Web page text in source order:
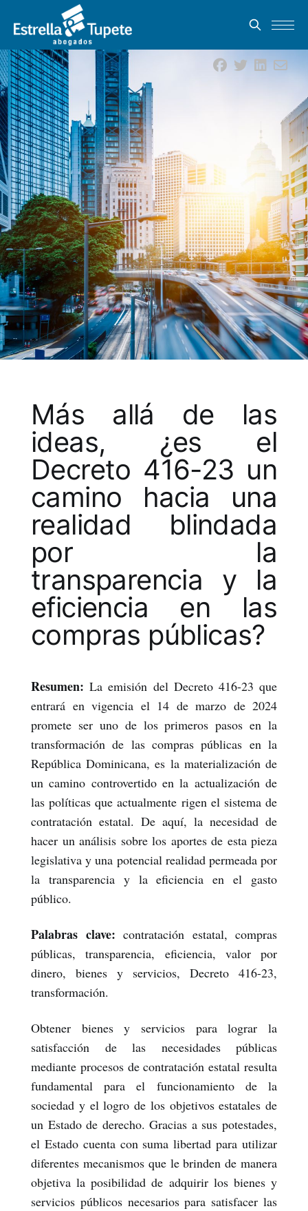
Más allá de las
ideas, ¿es el
Decreto 416-23 un
camino hacia una
realidad blindada
por la
transparencia y la
eficiencia en las
compras públicas?
Resumen: La emisión del Decreto 416-23 que
entrará en vigencia el 14 de marzo de 2024
promete ser uno de los primeros pasos en la
transformación de las compras públicas en la
República Dominicana, es la materialización de
un camino controvertido en la actualización de
las políticas que actualmente rigen el sistema de
contratación estatal. De aquí, la necesidad de
hacer un análisis sobre los aportes de esta pieza
legislativa y una potencial realidad permeada por
la transparencia y la eficiencia en el gasto
público.
Palabras clave: contratación estatal, compras
públicas, transparencia, eficiencia, valor por
dinero, bienes y servicios, Decreto 416-23,
transformación.
Obtener bienes y servicios para lograr la
satisfacción de las necesidades públicas
mediante procesos de contratación estatal resulta
fundamental para el funcionamiento de la
sociedad y el logro de los objetivos estatales de
un Estado de derecho. Gracias a sus potestades,
el Estado cuenta con suma libertad para utilizar
diferentes mecanismos que le brinden de manera
objetiva la posibilidad de adquirir los bienes y
servicios públicos necesarios para satisfacer las